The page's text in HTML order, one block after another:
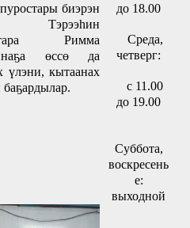
биэрэн
Тэрээһин
Римма
өссө да
үлэни, кытаанах
до 18.00
Cреда,
четверг:
с 11.00
до 19.00
Суббота,
воскресень
е:
выходной